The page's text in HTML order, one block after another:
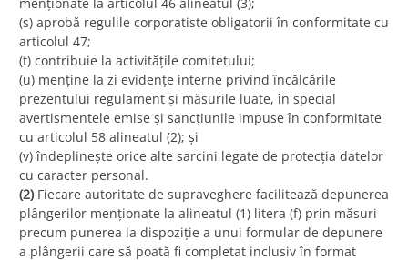
menționate la articolul 46 alineatul (3);
(s) aprobă regulile corporatiste obligatorii în conformitate cu
articolul 47;
(t) contribuie la activitățile comitetului;
(u) menține la zi evidențe interne privind încălcările
prezentului regulament și măsurile luate, în special
avertismentele emise și sancțiunile impuse în conformitate
cu articolul 58 alineatul (2); și
(v) îndeplinește orice alte sarcini legate de protecția datelor
cu caracter personal.
(2) Fiecare autoritate de supraveghere facilitează depunerea
plângerilor menționate la alineatul (1) litera (f) prin măsuri
precum punerea la dispoziție a unui formular de depunere
a plângerii care să poată fi completat inclusiv în format